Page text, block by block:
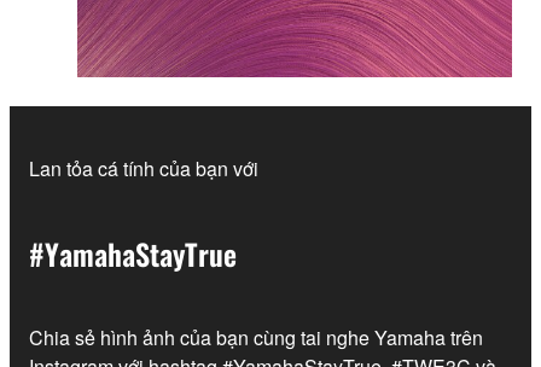
Lan tỏa cá tính của bạn với
#YamahaStayTrue
Chia sẻ hình ảnh của bạn cùng tai nghe Yamaha trên